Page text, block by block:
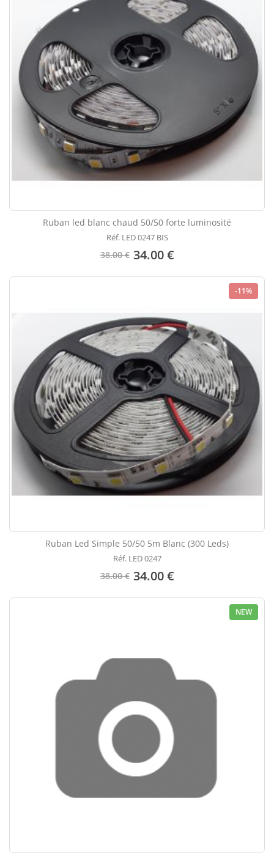
Ruban led blanc chaud 50/50 forte luminosité
Réf. LED 0247 BIS
38.00 € 34.00 €
-11%
Ruban Led Simple 50/50 5m Blanc (300 Leds)
Réf. LED 0247
38.00 € 34.00 €
NEW